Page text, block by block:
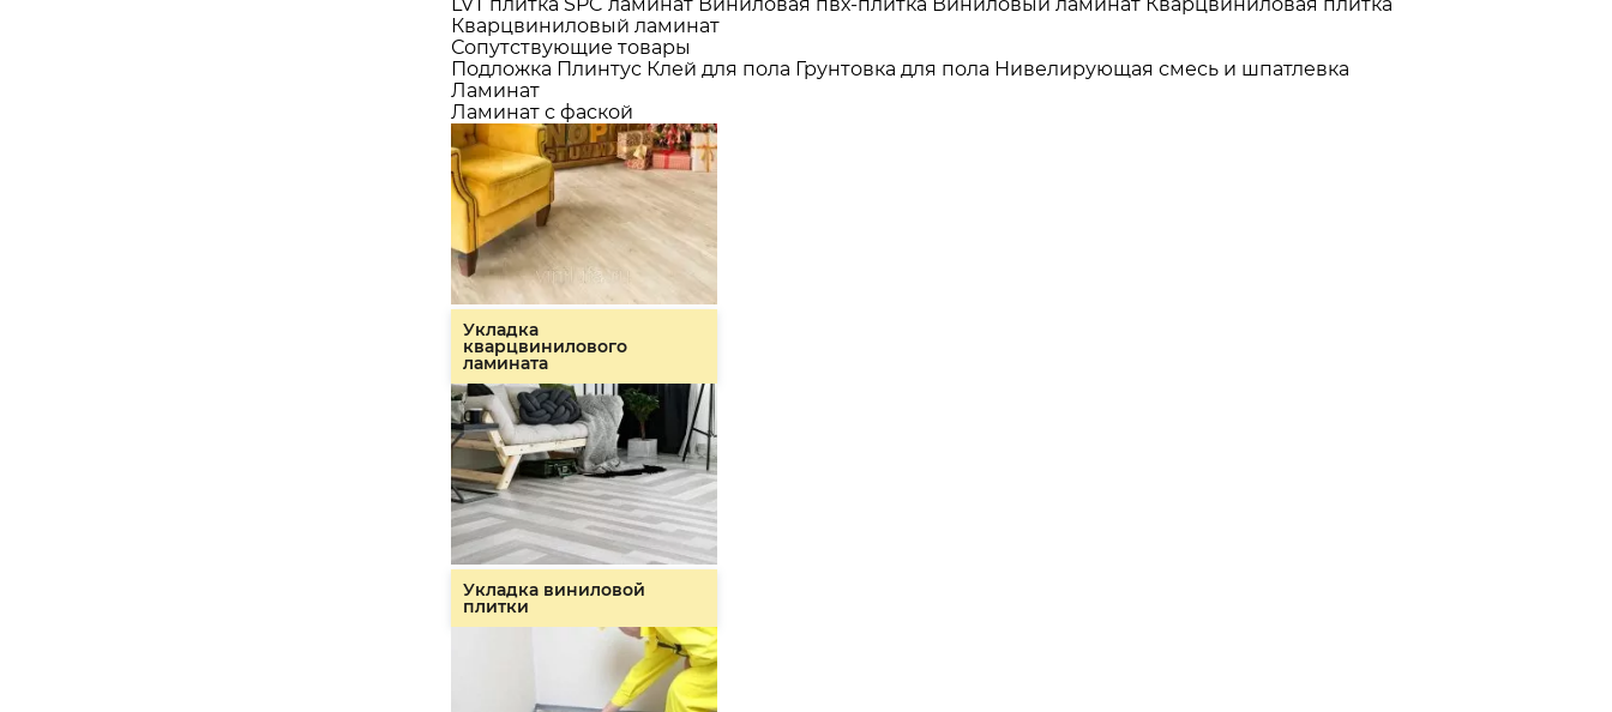
Кварцвиниловый ламинат
Сопутствующие товары
Подложка Плинтус Клей для пола Грунтовка для пола Нивелирующая смесь и шпатлевка
Ламинат
Ламинат с фаской
Укладка
кварцвинилового
ламината
Укладка виниловой
плитки